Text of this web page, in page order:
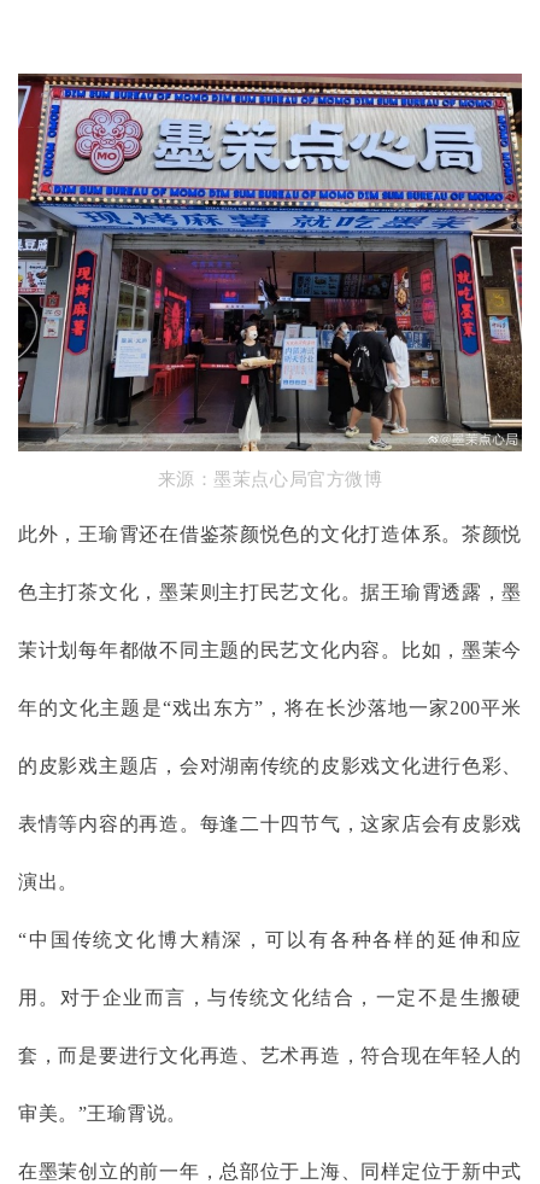
来源：墨茉点心局官方微博
此外，王瑜霄还在借鉴茶颜悦色的文化打造体系。茶颜悦
色主打茶文化，墨茉则主打民艺文化。据王瑜霄透露，墨
茉计划每年都做不同主题的民艺文化内容。比如，墨茉今
年的文化主题是“戏出东方”，将在长沙落地一家200平米
的皮影戏主题店，会对湖南传统的皮影戏文化进行色彩、
表情等内容的再造。每逢二十四节气，这家店会有皮影戏
演出。
“中国传统文化博大精深，可以有各种各样的延伸和应
用。对于企业而言，与传统文化结合，一定不是生搬硬
套，而是要进行文化再造、艺术再造，符合现在年轻人的
审美。”王瑜霄说。
在墨茉创立的前一年，总部位于上海、同样定位于新中式